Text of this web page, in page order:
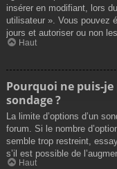
insérer en modifiant, lors
utilisateur ». Vous pouvez
jours et autoriser ou non
Haut
Pourquoi ne puis-
sondage ?
La limite d’options d’un
forum. Si le nombre
semble trop restreint,
s’il est possible de
Haut